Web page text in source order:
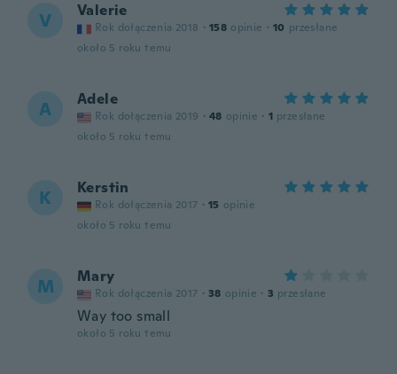
V Valerie
Rok dołączenia 2018 · 158 opinie · 10 przesłane
około 5 roku temu
A Adele
Rok dołączenia 2019 · 48 opinie · 1 przesłane
około 5 roku temu
K Kerstin
Rok dołączenia 2017 · 15 opinie
około 5 roku temu
M Mary
Rok dołączenia 2017 · 38 opinie · 3 przesłane
Way too small
około 5 roku temu